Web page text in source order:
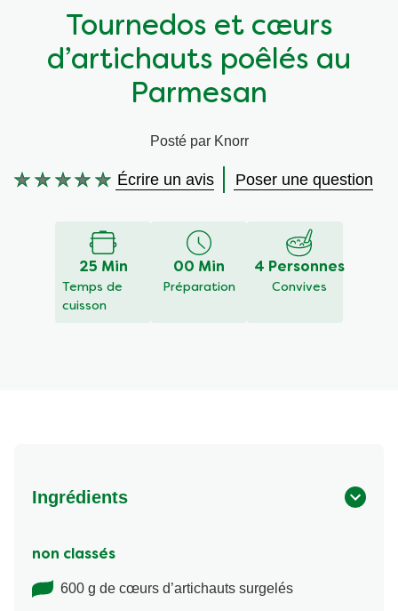
Végétarien
Wraps aux légumes
Occasions
Aides culinaires
Wraps aux légumes
Snackpots
Tournedos et cœurs
d’artichauts poêlés au
Parmesan
Posté par Knorr
Aucune
Écrire un avis Poser une question
25 Min
Temps de
cuisson
00 Min
Préparation
4 Personnes
Convives
Ingrédients
non classés
600 g de cœurs d’artichauts surgelés